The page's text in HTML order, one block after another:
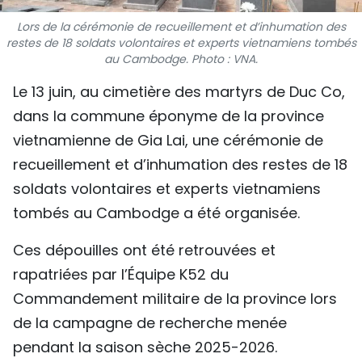
INFOGRAPHIE
PHOTO
VIDÉO
À PROPOS DU "PEUPLE"
TIẾNG VIỆT
ENGLISH
中文
РУССКИЙ
ESPAÑOL
Lors de la cérémonie de recueillement et d’inhumation des
restes de 18 soldats volontaires et experts vietnamiens tombés
au Cambodge. Photo : VNA.
Le 13 juin, au cimetière des martyrs de Duc Co,
dans la commune éponyme de la province
vietnamienne de Gia Lai, une cérémonie de
recueillement et d’inhumation des restes de 18
soldats volontaires et experts vietnamiens
tombés au Cambodge a été organisée.
Ces dépouilles ont été retrouvées et
rapatriées par l’Équipe K52 du
Commandement militaire de la province lors
de la campagne de recherche menée
pendant la saison sèche 2025-2026.